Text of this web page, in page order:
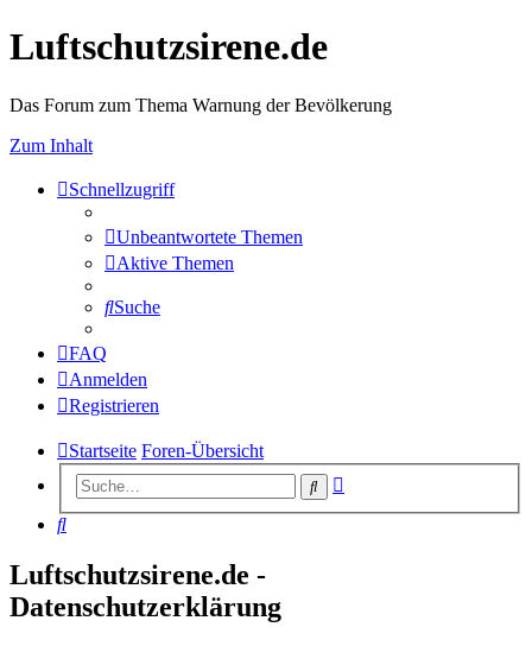
Luftschutzsirene.de
Das Forum zum Thema Warnung der Bevölkerung
Zum Inhalt
Schnellzugriff
Unbeantwortete Themen
Aktive Themen
Suche
FAQ
Anmelden
Registrieren
Startseite Foren-Übersicht
Suche
Suche
Luftschutzsirene.de -
Datenschutzerklärung